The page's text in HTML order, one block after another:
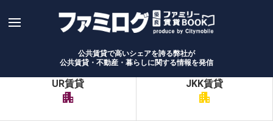
公共賃貸で高いシェアを誇る弊社が
公共賃貸・不動産・暮らしに関する情報を発信
UR賃貸
apartment
JKK賃貸
apartment